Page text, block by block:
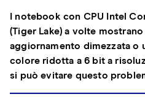
I notebook con CPU Intel
(Tiger Lake) a volte
aggiornamento dimezzata o
colore ridotta a 6 bit a
si può evitare questo